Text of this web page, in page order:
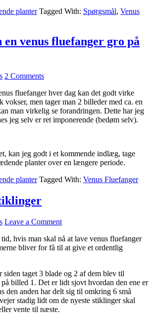
planter Tagged With: Spørgsmål, Venus
en venus fluefanger gro på
2 Comments
fluefanger hver dag kan det godt virke
vokser, men tager man 2 billeder med ca. en
man virkelig se forandringen. Dette har jeg
jeg selv er ret imponerende (bedøm selv).
kan jeg godt i et kommende indlæg, tage
planter over en længere periode.
planter Tagged With: Venus Fluefanger
Leave a Comment
hvis man skal nå at lave venus fluefanger
bliver for få til at give et ordentlig
siden taget 3 blade og 2 af dem blev til
på billed 1. Det er lidt sjovt hvordan den ene er
den anden har delt sig til omkring 6 små
stadig lidt om de nyeste stiklinger skal
vente til næste.